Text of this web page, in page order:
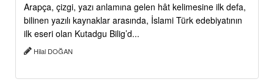
Arapça, çizgi, yazı anlamına gelen hât kelimesine ilk defa,
bilinen yazılı kaynaklar arasında, İslami Türk edebiyatının
ilk eseri olan Kutadgu Bilig’d...
Hilal DOĞAN